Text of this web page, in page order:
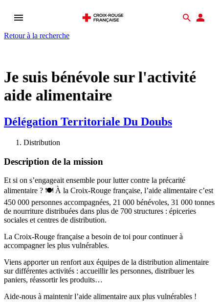
Ouvrir
menu
Retour à la recherche
Je suis bénévole sur l'activité
aide alimentaire
Délégation Territoriale Du Doubs
Distribution
Description de la mission
Et si on s’engageait ensemble pour lutter contre la précarité
alimentaire ? 🍽️ À la Croix-Rouge française, l’aide alimentaire c’est
450 000 personnes accompagnées, 21 000 bénévoles, 31 000 tonnes
de nourriture distribuées dans plus de 700 structures : épiceries
sociales et centres de distribution.
La Croix-Rouge française a besoin de toi pour continuer à
accompagner les plus vulnérables.
Viens apporter un renfort aux équipes de la distribution alimentaire
sur différentes activités : accueillir les personnes, distribuer les
paniers, réassortir les produits…
Aide-nous à maintenir l’aide alimentaire aux plus vulnérables !